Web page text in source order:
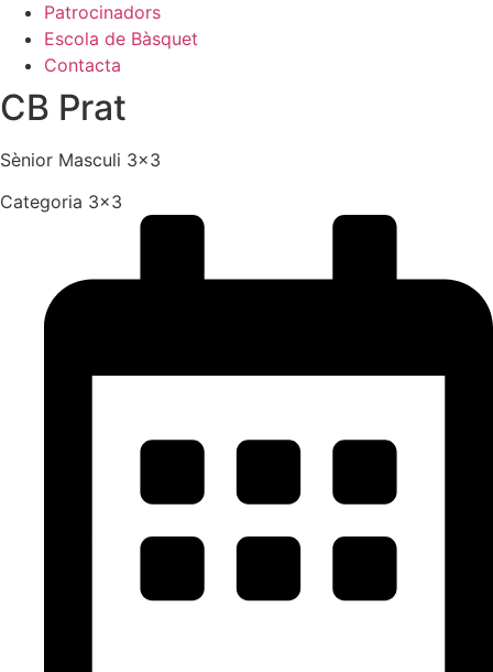
Patrocinadors
Escola de Bàsquet
Contacta
CB Prat
Sènior Masculi 3×3
Categoria 3×3